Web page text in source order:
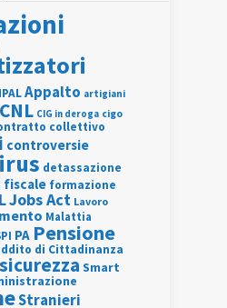
Appalto artigiani
CIG in deroga cigo
collettivo
controversie
detassazione
fiscale formazione
Jobs Act Lavoro
Malattia
PA Pensione
di Cittadinanza
sicurezza Smart
Stranieri